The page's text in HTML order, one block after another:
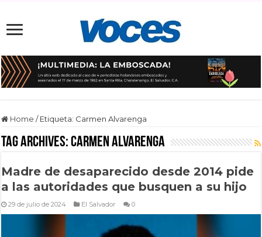
Home / Etiqueta: Carmen Alvarenga
Tag Archives:Carmen Alvarenga
Madre de desaparecido desde 2014 pide
a las autoridades que busquen a su hijo
29 de julio de 2024 El Salvador 0